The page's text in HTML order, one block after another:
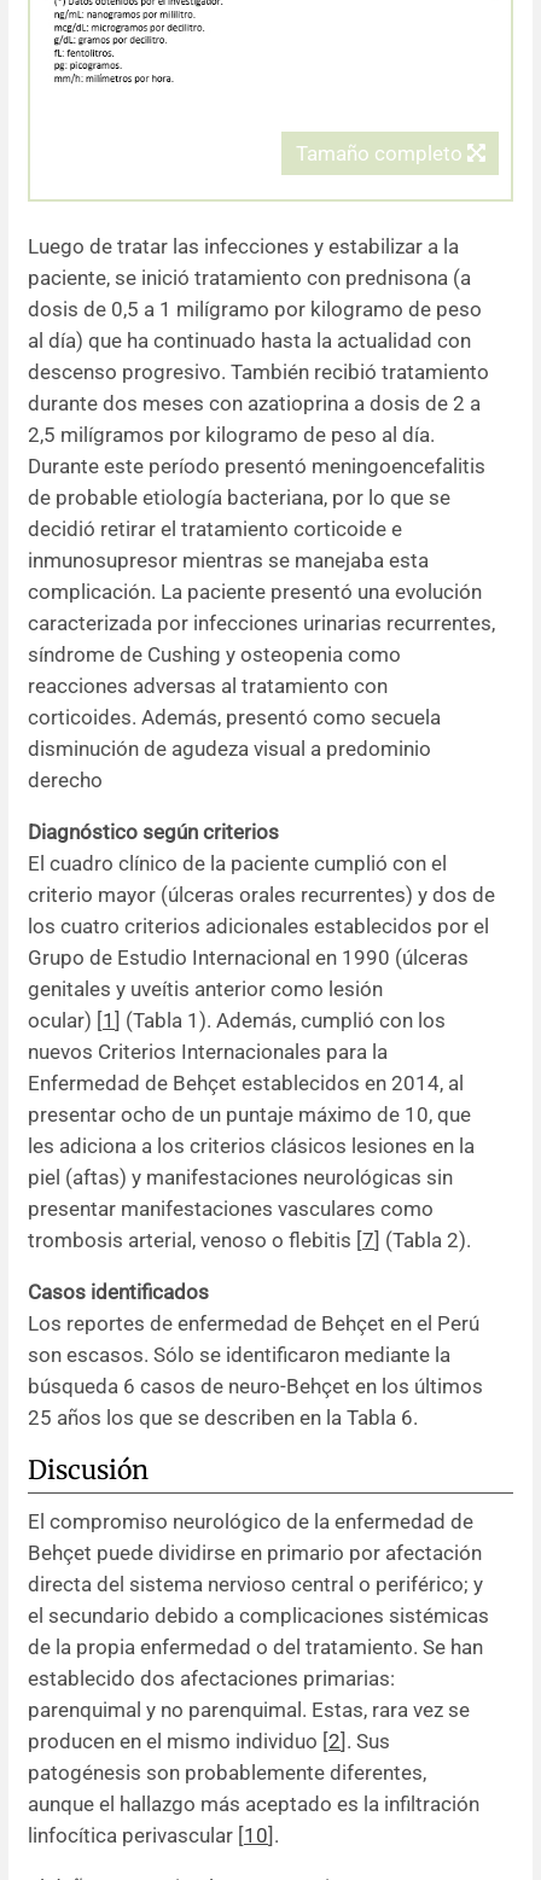
Tamaño completo
Luego de tratar las infecciones y estabilizar a la
paciente, se inició tratamiento con prednisona (a
dosis de 0,5 a 1 milígramo por kilogramo de peso
al día) que ha continuado hasta la actualidad con
descenso progresivo. También recibió tratamiento
durante dos meses con azatioprina a dosis de 2 a
2,5 milígramos por kilogramo de peso al día.
Durante este período presentó meningoencefalitis
de probable etiología bacteriana, por lo que se
decidió retirar el tratamiento corticoide e
inmunosupresor mientras se manejaba esta
complicación. La paciente presentó una evolución
caracterizada por infecciones urinarias recurrentes,
síndrome de Cushing y osteopenia como
reacciones adversas al tratamiento con
corticoides. Además, presentó como secuela
disminución de agudeza visual a predominio
derecho
Diagnóstico según criterios
El cuadro clínico de la paciente cumplió con el
criterio mayor (úlceras orales recurrentes) y dos de
los cuatro criterios adicionales establecidos por el
Grupo de Estudio Internacional en 1990 (úlceras
genitales y uveítis anterior como lesión
ocular) [1 ] (Tabla 1). Además, cumplió con los
nuevos Criterios Internacionales para la
Enfermedad de Behçet establecidos en 2014, al
presentar ocho de un puntaje máximo de 10, que
les adiciona a los criterios clásicos lesiones en la
piel (aftas) y manifestaciones neurológicas sin
presentar manifestaciones vasculares como
trombosis arterial, venoso o flebitis [7] (Tabla 2).
Casos identificados
Los reportes de enfermedad de Behçet en el Perú
son escasos. Sólo se identificaron mediante la
búsqueda 6 casos de neuro-Behçet en los últimos
25 años los que se describen en la Tabla 6.
Discusión
El compromiso neurológico de la enfermedad de
Behçet puede dividirse en primario por afectación
directa del sistema nervioso central o periférico; y
el secundario debido a complicaciones sistémicas
de la propia enfermedad o del tratamiento. Se han
establecido dos afectaciones primarias:
parenquimal y no parenquimal. Estas, rara vez se
producen en el mismo individuo [2]. Sus
patogénesis son probablemente diferentes,
aunque el hallazgo más aceptado es la infiltración
linfocítica perivascular [10].